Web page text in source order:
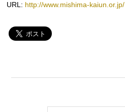
URL: http://www.mishima-kaiun.or.jp/